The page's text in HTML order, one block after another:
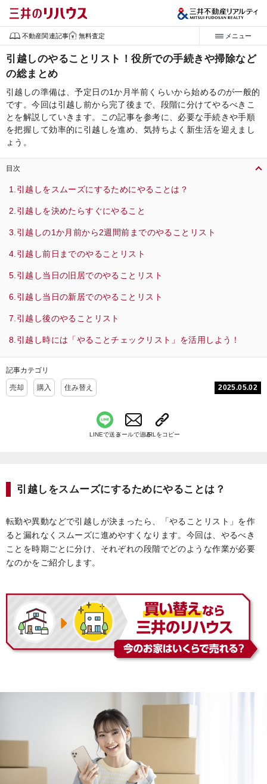
不動産関連記事 無料査定 メニュー
引越しのやることリスト！役所での手続きや掃除など
の総まとめ
引越しの準備は、予定日の1か月半前くらいから始めるのが一般的
です。今回は引越し前から完了後まで、段階に分けてやるべきこ
とを解説していきます。この記事を参考に、必要な手続きや手順
を把握して効率的に引越しを進め、気持ちよく新生活を迎えまし
ょう。
目次
引越しをスムーズにするためにやることは？
引越しを決めたらすぐにやること
引越しの1か月前から2週間前までのやることリスト
引越し前日までのやることリスト
引越し当日の旧居でのやることリスト
引越し当日の新居でのやることリスト
引越し後のやることリスト
引越し時には「やることチェックリスト」を活用しよう！
記事カテゴリ
売却 購入 住み替え 2025.05.02
LINEで送るメールで送るURLをコピー
引越しをスムーズにするためにやることは？
転勤や異動などで引越しが決まったら、「やることリスト」を作
ると漏れなくスムーズに進めやすくなります。今回は、やるべき
ことを時期ごとに分け、それぞれの段階でどのような作業が必要
なのかをご紹介します。